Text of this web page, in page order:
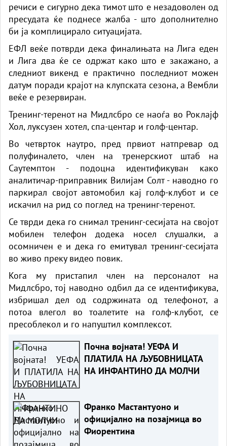
речиси е сигурно дека тимот што е незадоволен од
пресудата ќе поднесе жалба - што дополнително
би ја комплицирало ситуацијата.
ЕФЛ веќе потврди дека финалињата на Лига еден
и Лига два ќе се одржат како што е закажано, а
следниот викенд е практично последниот можен
датум поради крајот на клупската сезона, а Вембли
веќе е резервиран.
Тренинг-теренот на Мидлсбро се наоѓа во Роклајф
Хол, луксузен хотел, спа-центар и голф-центар.
Во четврток наутро, пред првиот натпревар од
полуфиналето, член на тренерскиот штаб на
Саутемптон - подоцна идентификуван како
аналитичар-приправник Вилијам Солт - наводно го
паркирал својот автомобил кај голф-клубот и се
искачил на рид со поглед на тренинг-теренот.
Се тврди дека го снимал тренинг-сесијата на својот
мобилен телефон додека носел слушалки, а
осомничен е и дека го емитувал тренинг-сесијата
во живо преку видео повик.
Кога му пристапил член на персоналот на
Мидлсбро, тој наводно одбил да се идентификува,
избришал дел од содржината од телефонот, а
потоа влегол во тоалетите на голф-клубот, се
пресоблекол и го напуштил комплексот.
Почна војната! УЕФА И
ПЛАТИЛА НА ЉУБОВНИЦАТА
НА ИНФАНТИНО ДА МОЛЧИ
Франко Мастантуоно и
официјално на позајмица во
Фиорентина